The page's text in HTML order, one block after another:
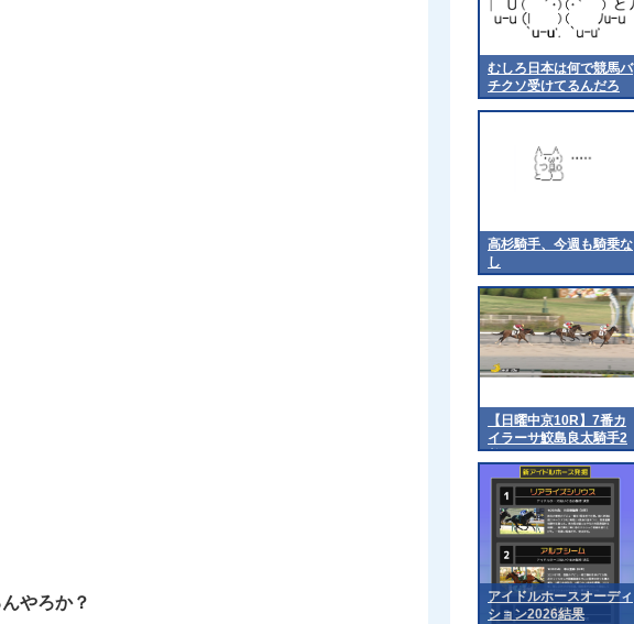
やろか？
むしろ日本は何で競馬バ
チクソ受けてるんだろ
高杉騎手、今週も騎乗な
し
【日曜中京10R】7番カ
イラーサ鮫島良太騎手2
着
アイドルホースオーディ
ション2026結果